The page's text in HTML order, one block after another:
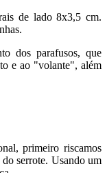
de lado 8x3,5 cm.
dos parafusos, que
e ao "volante", além
primeiro riscamos
serrote. Usando um